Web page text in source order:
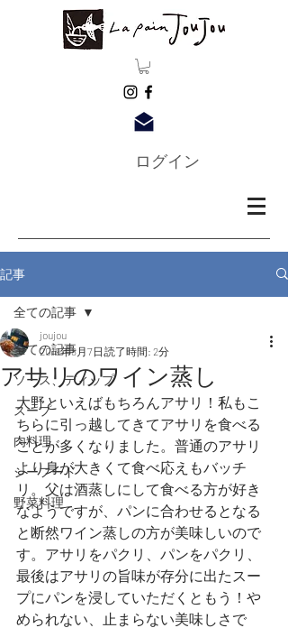
ログイン
記事
全ての記事
ソース、ディップ
スープ
肉料理
シーフード
野菜料理
全ての記事
アサリのワイン蒸し
joujou
2019年8月7日 読了時間: 2分
大野といえばもちろんアサリ！私もこ
ちらに引っ越してきてアサリを食べる
ことが多くなりました。普通のアサリ
より身が大きくて食べ応えもバッチ
リ。父は酒蒸しにして食べる方が好き
なようですが、パンに合わせるとなる
と断然ワイン蒸しの方が美味しいので
す。アサリをパクリ、パンをパクリ、
最後はアサリの旨味が存分に出たスー
プにパンを浸していただくともう！や
められない、止まらない美味しさで